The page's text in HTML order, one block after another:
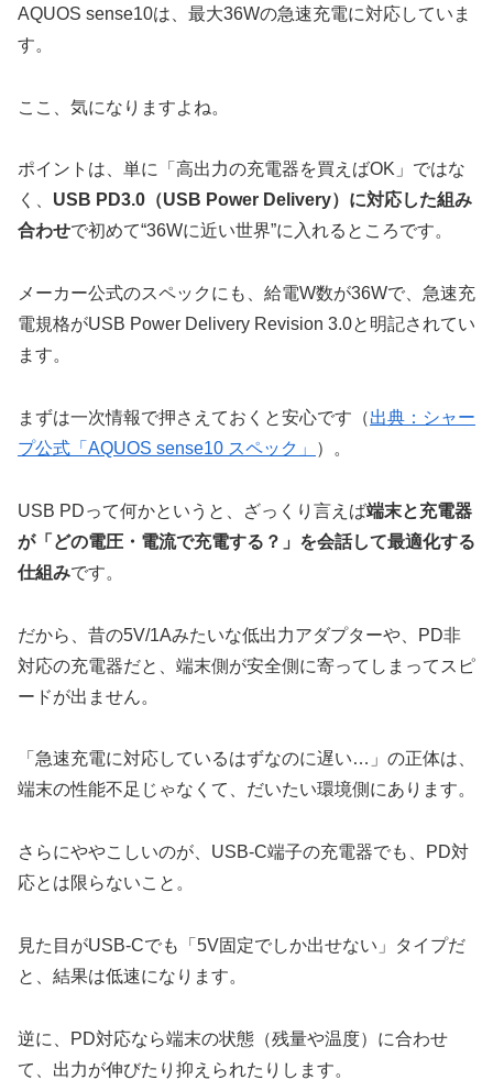
AQUOS sense10は、最大36Wの急速充電に対応していま
す。
ここ、気になりますよね。
ポイントは、単に「高出力の充電器を買えばOK」ではな
く、 USB PD3.0（USB Power Delivery）に対応した組み
合わせで初めて“36Wに近い世界”に入れるところです。
メーカー公式のスペックにも、給電W数が36Wで、急速充
電規格がUSB Power Delivery Revision 3.0と明記されてい
ます。
まずは一次情報で押さえておくと安心です（出典：シャー
プ公式「AQUOS sense10 スペック」
）。
USB PDって何かというと、ざっくり言えば端末と充電器
が「どの電圧・電流で充電する？」を会話して最適化する
仕組みです。
だから、昔の5V/1Aみたいな低出力アダプターや、PD非
対応の充電器だと、端末側が安全側に寄ってしまってスピ
ードが出ません。
「急速充電に対応しているはずなのに遅い…」の正体は、
端末の性能不足じゃなくて、だいたい環境側にあります。
さらにややこしいのが、USB-C端子の充電器でも、PD対
応とは限らないこと。
見た目がUSB-Cでも「5V固定でしか出せない」タイプだ
と、結果は低速になります。
逆に、PD対応なら端末の状態（残量や温度）に合わせ
て、出力が伸びたり抑えられたりします。